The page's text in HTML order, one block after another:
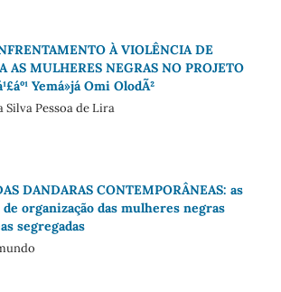
À VIOLÊNCIA DE
AS MULHERES NEGRAS NO PROJETO
Yemá»já Omi OlodÃ²
Pessoa de Lira
DANDARAS CONTEMPORÂNEAS: as
organização das mulheres negras
segregadas